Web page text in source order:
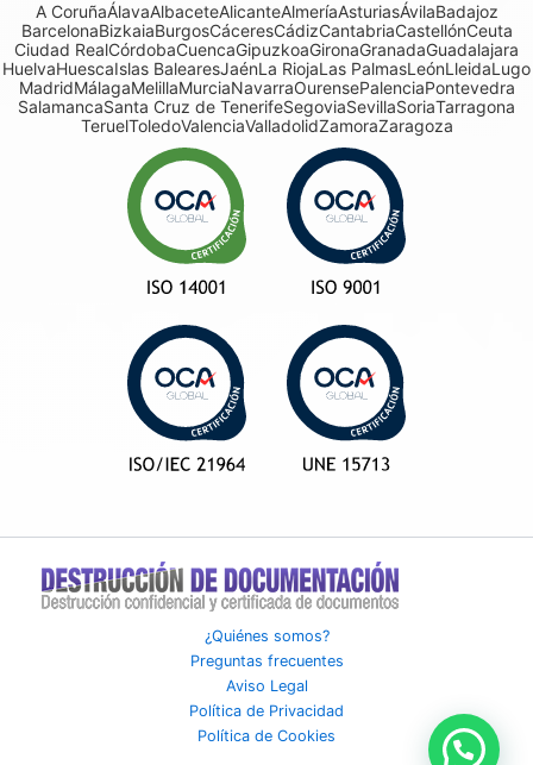
A CoruñaÁlavaAlbaceteAlicanteAlmeríaAsturiasÁvilaBadajoz
BarcelonaBizkaiaBurgosCáceresCádizCantabriaCastellónCeuta
Ciudad RealCórdobaCuencaGipuzkoaGironaGranadaGuadalajara
HuelvaHuescaIslas BalearesJaénLa RiojaLas PalmasLeónLleidaLugo
MadridMálagaMelillaMurciaNavarraOurensePalenciaPontevedra
SalamancaSanta Cruz de TenerifeSegoviaSevillaSoriaTarragona
TeruelToledoValenciaValladolidZamoraZaragoza
¿Quiénes somos?
Preguntas frecuentes
Aviso Legal
Política de Privacidad
Política de Cookies